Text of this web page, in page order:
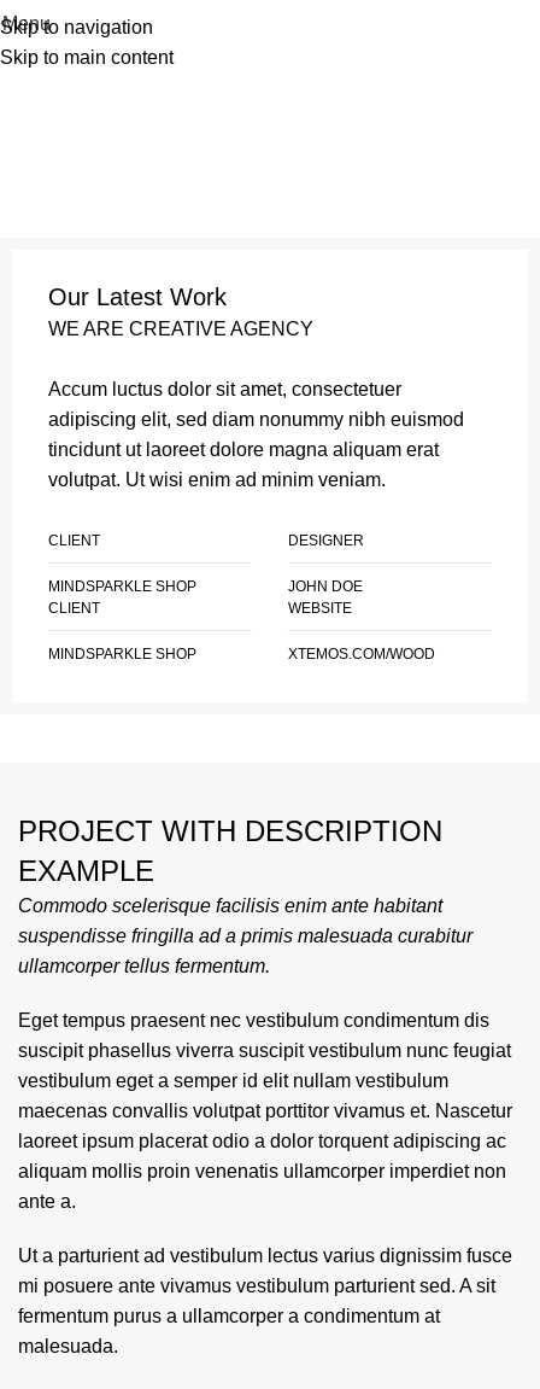
Skip to navigation
Skip to main content
Menu
Our Latest Work
WE ARE CREATIVE AGENCY
Accum luctus dolor sit amet, consectetuer
adipiscing elit, sed diam nonummy nibh euismod
tincidunt ut laoreet dolore magna aliquam erat
volutpat. Ut wisi enim ad minim veniam.
CLIENT
MINDSPARKLE SHOP
DESIGNER
JOHN DOE
CLIENT
MINDSPARKLE SHOP
WEBSITE
XTEMOS.COM/WOOD
PROJECT WITH DESCRIPTION
EXAMPLE
Commodo scelerisque facilisis enim ante habitant
suspendisse fringilla ad a primis malesuada curabitur
ullamcorper tellus fermentum.
Eget tempus praesent nec vestibulum condimentum dis
suscipit phasellus viverra suscipit vestibulum nunc feugiat
vestibulum eget a semper id elit nullam vestibulum
maecenas convallis volutpat porttitor vivamus et. Nascetur
laoreet ipsum placerat odio a dolor torquent adipiscing ac
aliquam mollis proin venenatis ullamcorper imperdiet non
ante a.
Ut a parturient ad vestibulum lectus varius dignissim fusce
mi posuere ante vivamus vestibulum parturient sed. A sit
fermentum purus a ullamcorper a condimentum at
malesuada.